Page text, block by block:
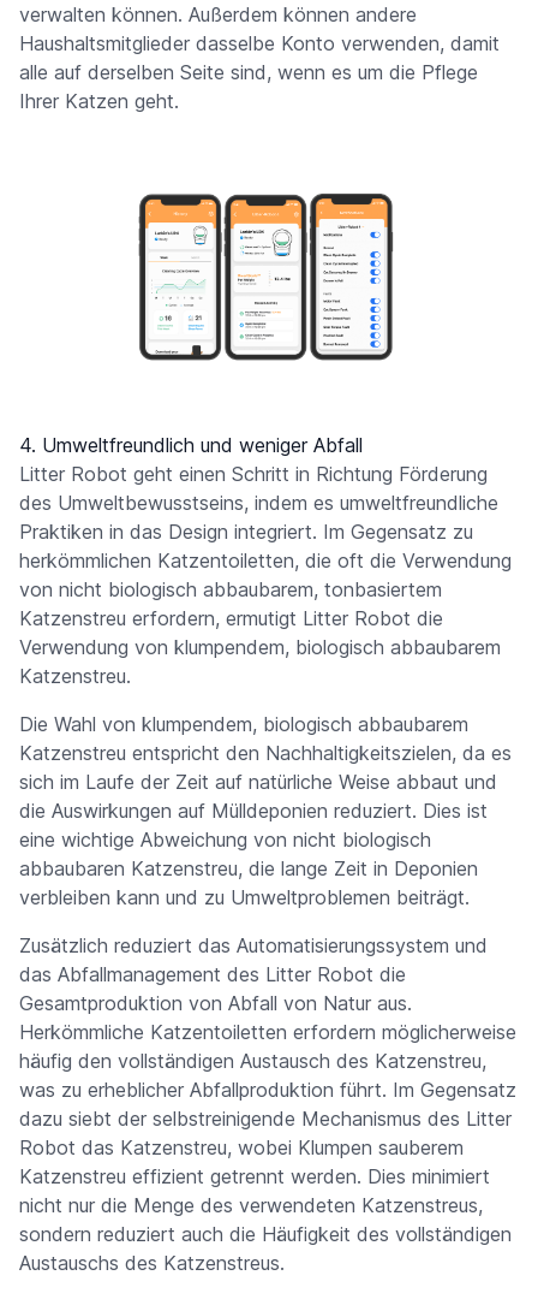
verwalten können. Außerdem können andere
Haushaltsmitglieder dasselbe Konto verwenden, damit
alle auf derselben Seite sind, wenn es um die Pflege
Ihrer Katzen geht.
4. Umweltfreundlich und weniger Abfall
Litter Robot geht einen Schritt in Richtung Förderung
des Umweltbewusstseins, indem es umweltfreundliche
Praktiken in das Design integriert. Im Gegensatz zu
herkömmlichen Katzentoiletten, die oft die Verwendung
von nicht biologisch abbaubarem, tonbasiertem
Katzenstreu erfordern, ermutigt Litter Robot die
Verwendung von klumpendem, biologisch abbaubarem
Katzenstreu.
Die Wahl von klumpendem, biologisch abbaubarem
Katzenstreu entspricht den Nachhaltigkeitszielen, da es
sich im Laufe der Zeit auf natürliche Weise abbaut und
die Auswirkungen auf Mülldeponien reduziert. Dies ist
eine wichtige Abweichung von nicht biologisch
abbaubaren Katzenstreu, die lange Zeit in Deponien
verbleiben kann und zu Umweltproblemen beiträgt.
Zusätzlich reduziert das Automatisierungssystem und
das Abfallmanagement des Litter Robot die
Gesamtproduktion von Abfall von Natur aus.
Herkömmliche Katzentoiletten erfordern möglicherweise
häufig den vollständigen Austausch des Katzenstreu,
was zu erheblicher Abfallproduktion führt. Im Gegensatz
dazu siebt der selbstreinigende Mechanismus des Litter
Robot das Katzenstreu, wobei Klumpen sauberem
Katzenstreu effizient getrennt werden. Dies minimiert
nicht nur die Menge des verwendeten Katzenstreus,
sondern reduziert auch die Häufigkeit des vollständigen
Austauschs des Katzenstreus.